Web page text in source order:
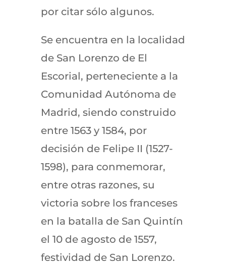
por citar sólo algunos.
Se encuentra en la localidad
de San Lorenzo de El
Escorial, perteneciente a la
Comunidad Autónoma de
Madrid, siendo construido
entre 1563 y 1584, por
decisión de Felipe II (1527-
1598), para conmemorar,
entre otras razones, su
victoria sobre los franceses
en la batalla de San Quintín
el 10 de agosto de 1557,
festividad de San Lorenzo.